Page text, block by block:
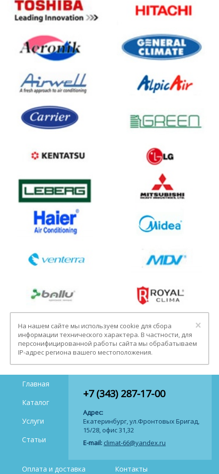
×
На нашем сайте мы используем cookie для сбора
информации технического характера. В частности, для
персонифицированной работы сайта мы обрабатываем
IP-адрес региона вашего местоположения.
+7 (343) 287-17-00
Адрес:
Екатеринбург, ул.Фронтовых Бригад,
15/28, офис 31,32
E-mail: climat-66@yandex.ru
Главная
Каталог
Услуги
Статьи
Оплата и доставка Контакты